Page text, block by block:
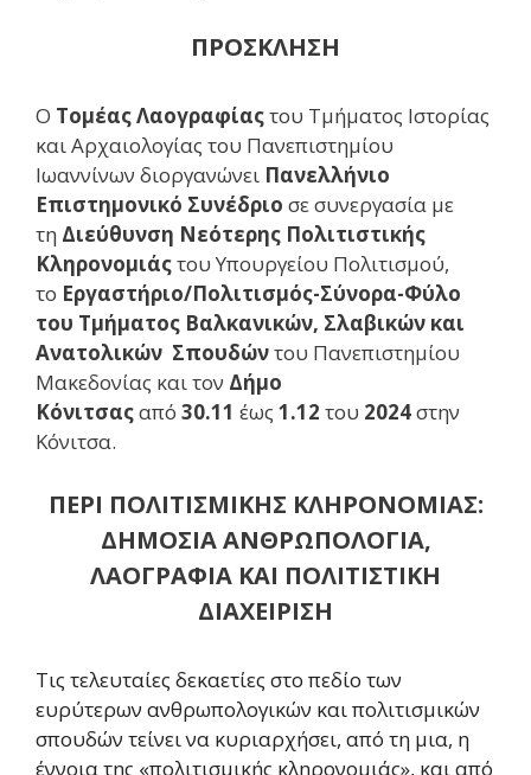
ΠΡΟΣΚΛΗΣΗ
Ο Τομέας Λαογραφίαςτου Τμήματος Ιστορίας
και Αρχαιολογίας του Πανεπιστημίου
Ιωαννίνων διοργανώνει Πανελλήνιο
Επιστημονικό Συνέδριο σε συνεργασία με
τη Διεύθυνση Νεότερης Πολιτιστικής
Κληρονομιάςτου Υπουργείου Πολιτισμού,
το Eργαστήριο/Πολιτισμός-Σύνορα-Φύλο
του Τμήματος Βαλκανικών, Σλαβικών και
Ανατολικών Σπουδώντου Πανεπιστημίου
Μακεδονίας και τον Δήμο
Κόνιτσαςαπό 30.11 έως 1.12 του 2024στην
Κόνιτσα.
ΠΕΡΙ ΠΟΛΙΤΙΣΜΙΚΗΣ ΚΛΗΡΟΝΟΜΙΑΣ:
ΔΗΜΟΣΙΑ ΑΝΘΡΩΠΟΛΟΓΙΑ,
ΛΑΟΓΡΑΦΙΑ ΚΑΙ ΠΟΛΙΤΙΣΤΙΚΗ
ΔΙΑΧΕΙΡΙΣΗ
Τις τελευταίες δεκαετίες στο πεδίο των
ευρύτερων ανθρωπολογικών και πολιτισμικών
σπουδών τείνει να κυριαρχήσει, από τη μια, η
έννοια της «πολιτισμικής κληρονομιάς», και από